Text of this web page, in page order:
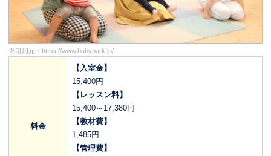
※引用元： https://www.babypark.jp/
料金
【入室金】
15,400円
【レッスン料】
15,400～17,380円
【教材費】
1,485円
【管理費】